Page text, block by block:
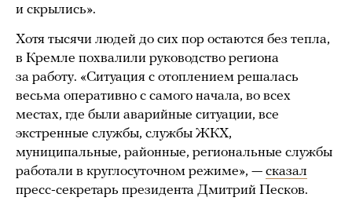
и скрылись».
Хотя тысячи людей до сих пор остаются без тепла,
в Кремле похвалили руководство региона
за работу. «Ситуация с отоплением решалась
весьма оперативно с самого начала, во всех
местах, где были аварийные ситуации, все
экстренные службы, службы ЖКХ,
муниципальные, районные, региональные службы
работали в круглосуточном режиме», — сказал
пресс-секретарь президента Дмитрий Песков.